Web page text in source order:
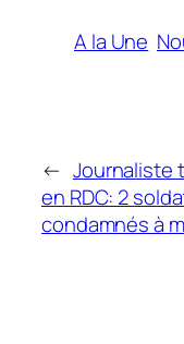
A la Une
← Journaliste
en RDC: 2
condamnés à